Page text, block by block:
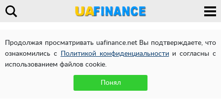
Продолжая просматривать uafinance.net Вы подтверждаете, что
ознакомились с
Политикой конфиденциальности и согласны с
использованием файлов cookie.
Понял